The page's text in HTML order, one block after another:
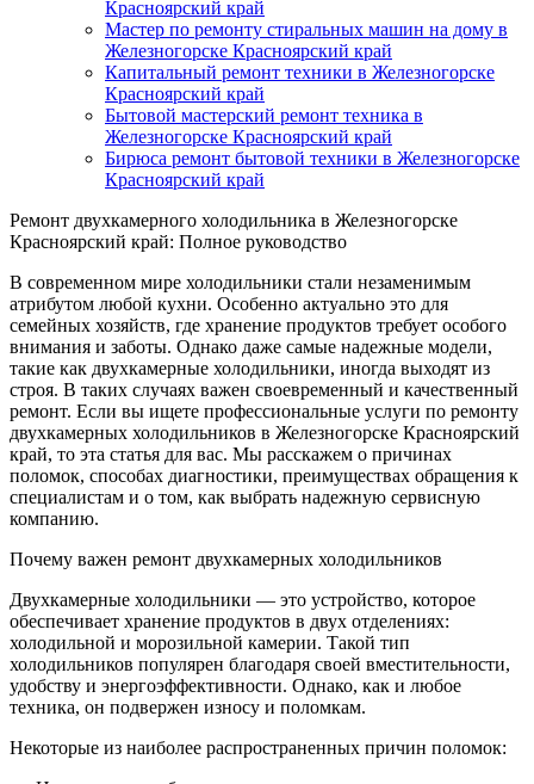
Красноярский край
Мастер по ремонту стиральных машин на дому в
Железногорске Красноярский край
Капитальный ремонт техники в Железногорске
Красноярский край
Бытовой мастерский ремонт техника в
Железногорске Красноярский край
Бирюса ремонт бытовой техники в Железногорске
Красноярский край
Ремонт двухкамерного холодильника в Железногорске
Красноярский край: Полное руководство
В современном мире холодильники стали незаменимым
атрибутом любой кухни. Особенно актуально это для
семейных хозяйств, где хранение продуктов требует особого
внимания и заботы. Однако даже самые надежные модели,
такие как двухкамерные холодильники, иногда выходят из
строя. В таких случаях важен своевременный и качественный
ремонт. Если вы ищете профессиональные услуги по ремонту
двухкамерных холодильников в Железногорске Красноярский
край, то эта статья для вас. Мы расскажем о причинах
поломок, способах диагностики, преимуществах обращения к
специалистам и о том, как выбрать надежную сервисную
компанию.
Почему важен ремонт двухкамерных холодильников
Двухкамерные холодильники — это устройство, которое
обеспечивает хранение продуктов в двух отделениях:
холодильной и морозильной камерии. Такой тип
холодильников популярен благодаря своей вместительности,
удобству и энергоэффективности. Однако, как и любое
техника, он подвержен износу и поломкам.
Некоторые из наиболее распространенных причин поломок: